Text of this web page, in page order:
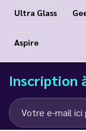
Ultra Glass
Aspire
Inscription